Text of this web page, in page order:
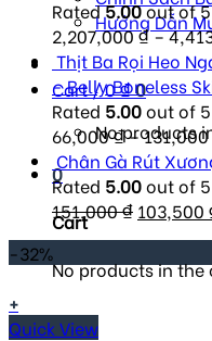
Hướng Dẫn
Cart /0₫0
No products
0
Cart
No products in the
Rated5.00out of 5
2,207,000₫–
Thịt Ba Rọi Heo
- Belly Boneless
Rated 5.00out of 5
66,000₫–131,000
Chân Gà Rút
Rated 5.00out of 5
151,000₫ Original
price
was:
151,000
103,500
-32%
+
Quick View